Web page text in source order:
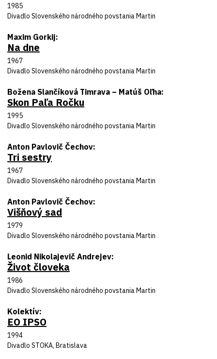
Rok uvedenia
1985
Divadlo
Divadlo Slovenského národného povstania Martin
Autor predlohy
Maxim Gorkij
Názov inscenácie
Na dne
Rok uvedenia
1967
Divadlo
Divadlo Slovenského národného povstania Martin
Autor predlohy
Božena Slančíková Timrava – Matúš Oľha
Názov inscenácie
Skon Paľa Ročku
Rok uvedenia
1995
Divadlo
Divadlo Slovenského národného povstania Martin
Autor predlohy
Anton Pavlovič Čechov
Názov inscenácie
Tri sestry
Rok uvedenia
1967
Divadlo
Divadlo Slovenského národného povstania Martin
Autor predlohy
Anton Pavlovič Čechov
Názov inscenácie
Višňový sad
Rok uvedenia
1979
Divadlo
Divadlo Slovenského národného povstania Martin
Autor predlohy
Leonid Nikolajevič Andrejev
Názov inscenácie
Život človeka
Rok uvedenia
1986
Divadlo
Divadlo Slovenského národného povstania Martin
Autor predlohy
Kolektív
Názov inscenácie
EO IPSO
Rok uvedenia
1994
Divadlo
Divadlo STOKA, Bratislava